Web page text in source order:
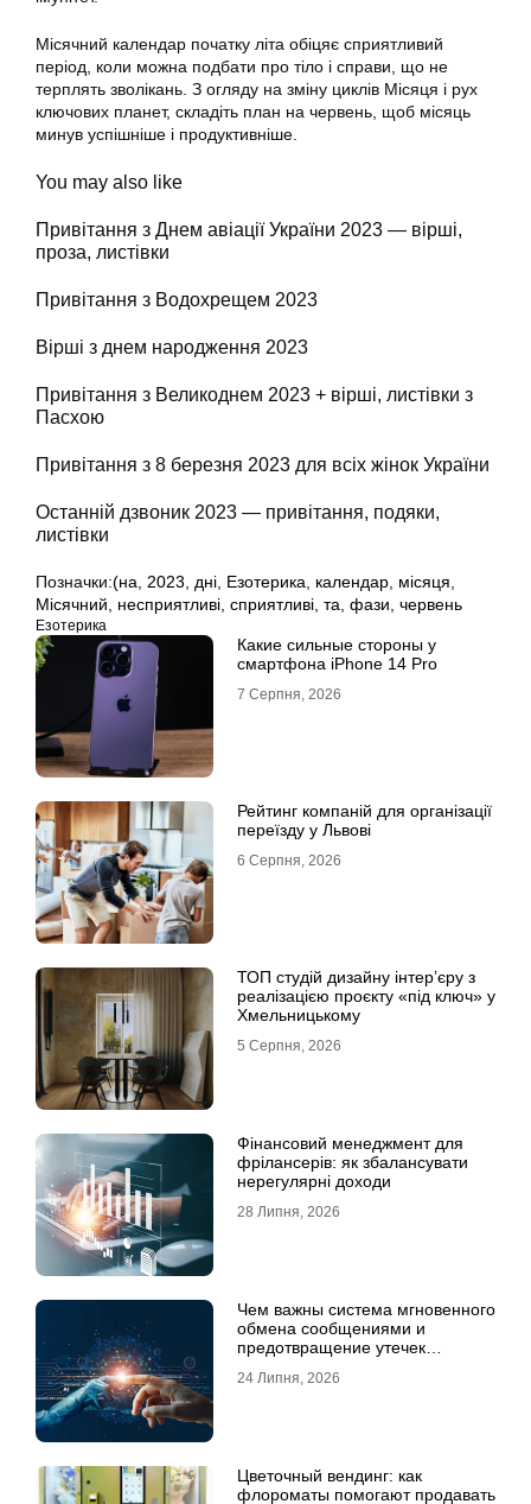
Місячний календар початку літа обіцяє сприятливий
період, коли можна подбати про тіло і справи, що не
терплять зволікань. З огляду на зміну циклів Місяця і рух
ключових планет, складіть план на червень, щоб місяць
минув успішніше і продуктивніше.
You may also like
Привітання з Днем авіації України 2023 — вірші,
проза, листівки
Привітання з Водохрещем 2023
Вірші з днем народження 2023
Привітання з Великоднем 2023 + вірші, листівки з
Пасхою
Привітання з 8 березня 2023 для всіх жінок України
Останній дзвоник 2023 — привітання, подяки,
листівки
Позначки:(на 2023 дні Езотерика календар місяця
Місячний
несприятливі сприятливі та фази червень
Езотерика
Какие сильные стороны у
смартфона iPhone 14 Pro
7 Серпня, 2026
Рейтинг компаній для організації
переїзду у Львові
6 Серпня, 2026
ТОП студій дизайну інтер’єру з
реалізацією проєкту «під ключ» у
Хмельницькому
5 Серпня, 2026
Фінансовий менеджмент для
фрілансерів: як збалансувати
нерегулярні доходи
28 Липня, 2026
Чем важны система мгновенного
обмена сообщениями и
предотвращение утечек
24 Липня, 2026
Цветочный вендинг: как
флороматы помогают продавать